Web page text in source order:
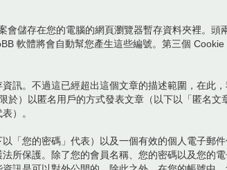
儲存在您的電腦的網頁瀏覽器暫存資料夾裡。頭
軟體將會自動幫您產生這些編號。第三個 Cookie
訊。不過這已經超出這個文章的描述範圍，在此，
於）以匿名用戶的方式發表文章（以下以「匿名文
）。
「您的密碼」代表）以及一個有效的個人電子郵件
所保護。除了您的會員名稱、您的密碼以及您的